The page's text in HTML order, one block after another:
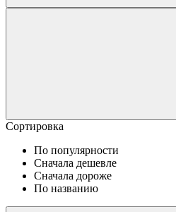
Сортировка
По популярности
Сначала дешевле
Сначала дороже
По названию